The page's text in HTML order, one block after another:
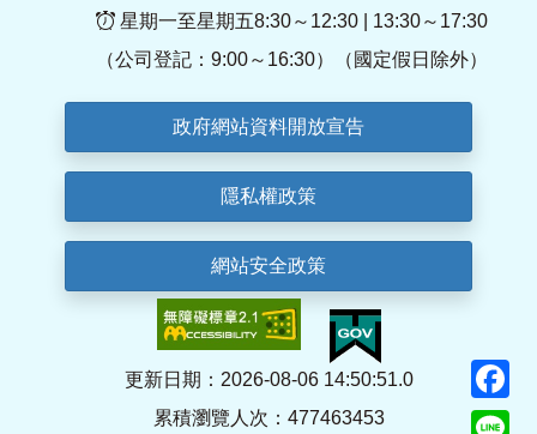
星期一至星期五8:30～12:30 | 13:30～17:30
（公司登記：9:00～16:30）（國定假日除外）
政府網站資料開放宣告
隱私權政策
網站安全政策
更新日期：2026-08-06 14:50:51.0
累積瀏覽人次：477463453